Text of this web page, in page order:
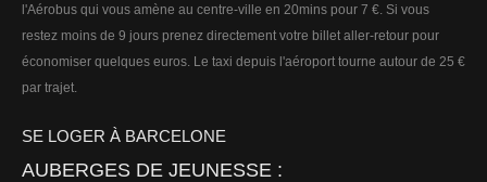
l'Aérobus qui vous amène au centre-ville en 20mins pour 7 €. Si vous
restez moins de 9 jours prenez directement votre billet aller-retour pour
économiser quelques euros. Le taxi depuis l'aéroport tourne autour de 25 €
par trajet.
SE LOGER À BARCELONE
AUBERGES DE JEUNESSE :